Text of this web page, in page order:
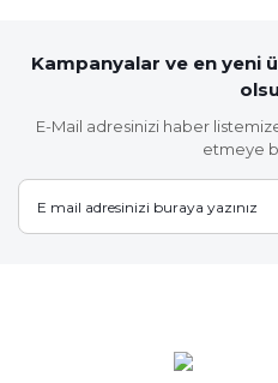
Kampanyalar ve en yeni
E-Mail adresinizi haber
etmeye